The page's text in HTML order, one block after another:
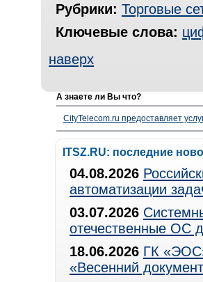
Рубрики: Торговые
Ключевые слова:
наверх
А знаете ли Вы что?
CityTelecom.ru предоставляет
ITSZ.RU: последние
04.08.2026
автоматизации
03.07.2026
отечественные ОС
18.06.2026 ГК
«Весенний